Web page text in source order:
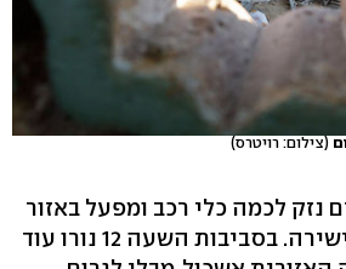
(צילום: רויטרס)
נזק לכמה כלי רכב ומפעל באזור
שדרות ספג פגיעה ישירה. בסביבות השעה 12 נורו עוד